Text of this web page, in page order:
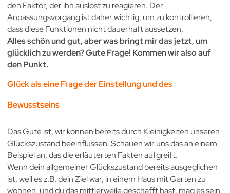
den Faktor, der ihn auslöst zu reagieren. Der
Anpassungsvorgang ist daher wichtig, um zu kontrollieren,
dass diese Funktionen nicht dauerhaft aussetzen.
Alles schön und gut, aber was bringt mir das jetzt, um
glücklich zu werden? Gute Frage! Kommen wir also auf
den Punkt.
Glück als eine Frage der Einstellung und des
Bewusstseins
Das Gute ist, wir können bereits durch Kleinigkeiten unseren
Glückszustand beeinflussen. Schauen wir uns das an einem
Beispiel an, das die erläuterten Fakten aufgreift.
Wenn dein allgemeiner Glückszustand bereits ausgeglichen
ist, weil es z.B. dein Ziel war, in einem Haus mit Garten zu
wohnen, und du das mittlerweile geschafft hast, mag es sein,